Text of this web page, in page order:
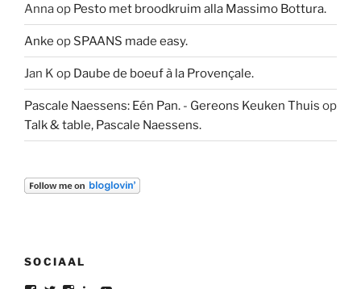
Annaop Pesto met broodkruim alla Massimo Bottura.
Anke op SPAANS made easy.
Jan K op Daube de boeuf à la Provençale.
Pascale Naessens: Eén Pan. - Gereons Keuken Thuis op
Talk & table, Pascale Naessens.
SOCIAAL